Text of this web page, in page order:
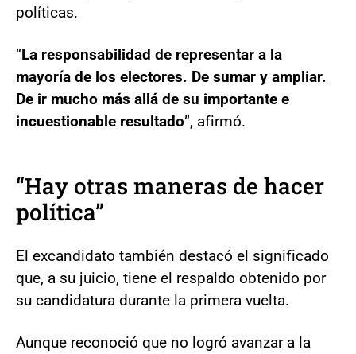
políticas.
“La responsabilidad de representar a la
mayoría de los electores. De sumar y ampliar.
De ir mucho más allá de su importante e
incuestionable resultado”, afirmó.
“Hay otras maneras de hacer
política”
El excandidato también destacó el significado
que, a su juicio, tiene el respaldo obtenido por
su candidatura durante la primera vuelta.
Aunque reconoció que no logró avanzar a la